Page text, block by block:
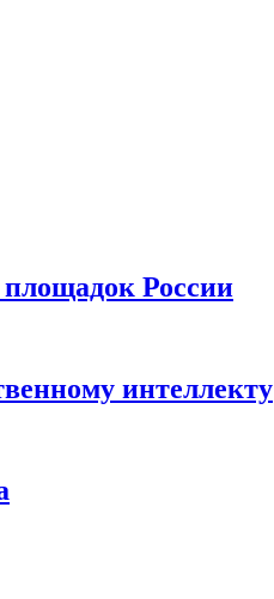
России
интеллекту